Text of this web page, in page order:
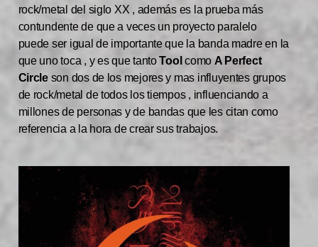
rock/metal del siglo XX , además es la prueba más
contundente de que a veces un proyecto paralelo
puede ser igual de importante que la banda madre en la
que uno toca , y es que tantoTool como A Perfect
Circleson dos de los mejores y mas influyentes grupos
de rock/metal de todos los tiempos , influenciando a
millones de personas y de bandas que les citan como
referencia a la hora de crear sus trabajos.